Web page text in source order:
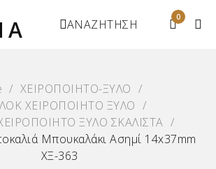
0
ΑΝΑΖΗΤΗΣΗ
/ ΧΕΙΡΟΠΟΙΗΤΟ-ΞΥΛΟ /
ΧΕΙΡΟΠΟΙΗΤΟ ΞΥΛΟ /
ΞΥΛΟ ΣΚΑΛΙΣΤΑ /
Μπουκαλάκι Ασημί 14x37mm
ΧΞ-363